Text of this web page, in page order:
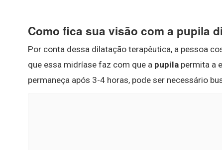
Como fica sua visão com a pupila
Por conta dessa dilatação terapêutica, a pessoa
que essa midríase faz com que a pupila permita a
permaneça após 3-4 horas, pode ser necessário